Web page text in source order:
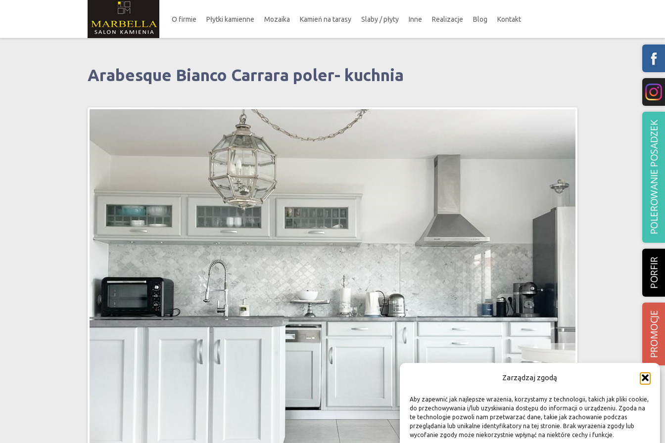
Zarządzaj zgodą
Aby zapewnić jak najlepsze wrażenia, korzystamy z technologii, takich jak pliki cookie,
do przechowywania i/lub uzyskiwania dostępu do informacji o urządzeniu. Zgoda na
te technologie pozwoli nam przetwarzać dane, takie jak zachowanie podczas
przeglądania lub unikalne identyfikatory na tej stronie. Brak wyrażenia zgody lub
wycofanie zgody może niekorzystnie wpłynąć na niektóre cechy i funkcje.
O firmie Płytki kamienne Mozaika Kamień na tarasy Slaby / płyty Inne Realizacje Blog Kontakt
Arabesque Bianco Carrara poler- kuchnia